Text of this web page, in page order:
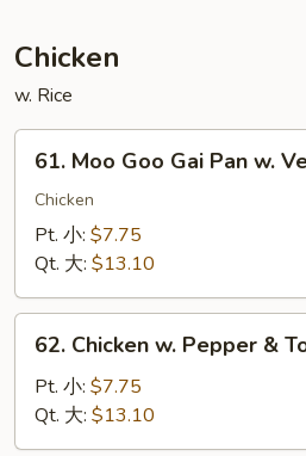
大
会
Chicken
w. Rice
Moo
Goo
Gai
Pan
Veg.
61. Moo Goo Gai Pan w.
Chicken
Pt. 小: $7.75
Qt. 大: $13.10
Chicken
Pepper
&
62. Chicken w. Pepper &
Pt. 小: $7.75
Qt. 大: $13.10